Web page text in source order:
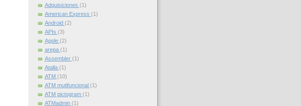
Adquisiciones (1)
American Express (1)
Android (2)
APIs (3)
Apple (2)
arepa (1)
Assembler (1)
Atalla (1)
ATM (10)
ATM mutifuncional (1)
ATM pictogram (1)
ATMadmin (1)